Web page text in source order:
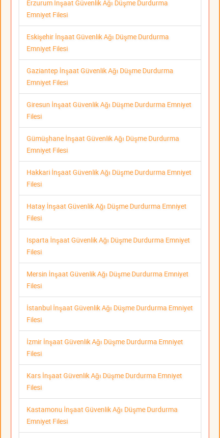
Erzurum İnşaat Güvenlik Ağı Düşme Durdurma
Emniyet Filesi
Eskişehir İnşaat Güvenlik Ağı Düşme Durdurma
Emniyet Filesi
Gaziantep İnşaat Güvenlik Ağı Düşme Durdurma
Emniyet Filesi
Giresun İnşaat Güvenlik Ağı Düşme Durdurma Emniyet
Filesi
Gümüşhane İnşaat Güvenlik Ağı Düşme Durdurma
Emniyet Filesi
Hakkari İnşaat Güvenlik Ağı Düşme Durdurma Emniyet
Filesi
Hatay İnşaat Güvenlik Ağı Düşme Durdurma Emniyet
Filesi
Isparta İnşaat Güvenlik Ağı Düşme Durdurma Emniyet
Filesi
Mersin İnşaat Güvenlik Ağı Düşme Durdurma Emniyet
Filesi
İstanbul İnşaat Güvenlik Ağı Düşme Durdurma Emniyet
Filesi
İzmir İnşaat Güvenlik Ağı Düşme Durdurma Emniyet
Filesi
Kars İnşaat Güvenlik Ağı Düşme Durdurma Emniyet
Filesi
Kastamonu İnşaat Güvenlik Ağı Düşme Durdurma
Emniyet Filesi